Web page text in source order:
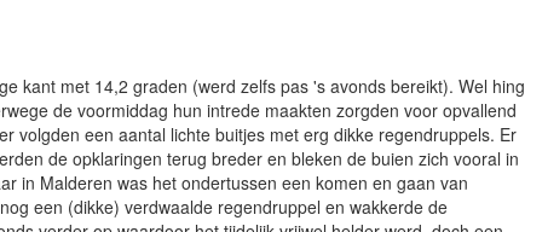
kant met 14,2 graden (werd zelfs pas 's avonds bereikt). Wel hing
de voormiddag hun intrede maakten zorgden voor opvallend
volgden een aantal lichte buitjes met erg dikke regendruppels. Er
de opklaringen terug breder en bleken de buien zich vooral in
in Malderen was het ondertussen een komen en gaan van
een (dikke) verdwaalde regendruppel en wakkerde de